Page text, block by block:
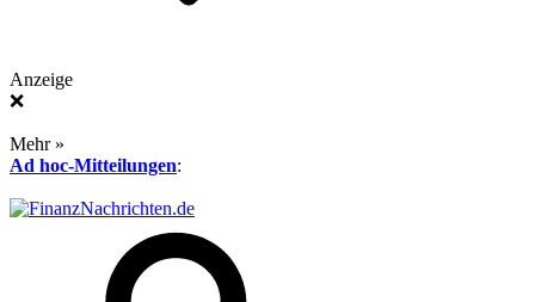
Anzeige
❌
Mehr »
Ad hoc-Mitteilungen: